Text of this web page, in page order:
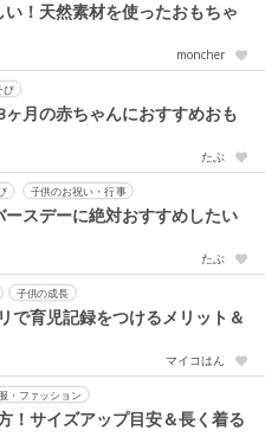
！天然素材を使ったおもちゃ
moncher
び
月の赤ちゃんにおすすめおも
たぶ
子供のお祝い・行事
スデーに絶対おすすめしたい
たぶ
子供の成長
で育児記録をつけるメリット＆
マイコはん
・ファッション
！サイズアップ目安＆長く着る